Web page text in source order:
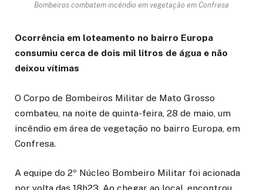
Bombeiros combatem incêndio em vegetação em Confresa
Ocorrência em loteamento no bairro Europa
consumiu cerca de dois mil litros de água e não
deixou vítimas
O Corpo de Bombeiros Militar de Mato Grosso
combateu, na noite de quinta-feira, 28 de maio, um
incêndio em área de vegetação no bairro Europa, em
Confresa.
A equipe do 2º Núcleo Bombeiro Militar foi acionada